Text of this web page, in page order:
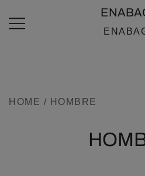
AL
HOME / HOMBRE